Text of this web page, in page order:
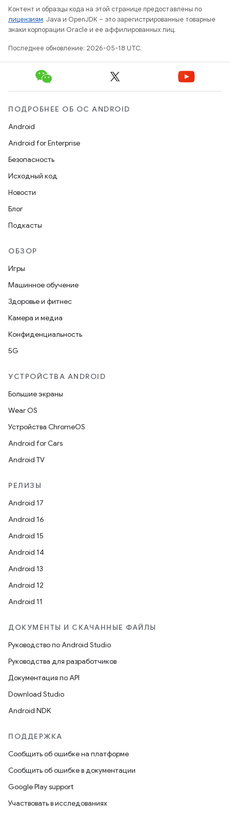
Контент и образцы кода на этой странице предоставлены по
лицензиям. Java и OpenJDK – это зарегистрированные товарные
знаки корпорации Oracle и ее аффилированных лиц.
Последнее обновление: 2026-05-18 UTC.
ПОДРОБНЕЕ ОБ ОС ANDROID
Android
Android for Enterprise
Безопасность
Исходный код
Новости
Блог
Подкасты
ОБЗОР
Игры
Машинное обучение
Здоровье и фитнес
Камера и медиа
Конфиденциальность
5G
УСТРОЙСТВА ANDROID
Большие экраны
Wear OS
Устройства ChromeOS
Android for Cars
Android TV
РЕЛИЗЫ
Android 17
Android 16
Android 15
Android 14
Android 13
Android 12
Android 11
ДОКУМЕНТЫ И СКАЧАННЫЕ ФАЙЛЫ
Руководство по Android Studio
Руководства для разработчиков
Документация по API
Download Studio
Android NDK
ПОДДЕРЖКА
Сообщить об ошибке на платформе
Сообщить об ошибке в документации
Google Play support
Участвовать в исследованиях